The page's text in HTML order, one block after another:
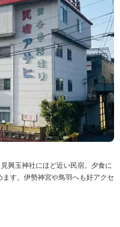
興玉神社にほど近い民宿。夕食に
す。伊勢神宮や鳥羽へも好アクセ